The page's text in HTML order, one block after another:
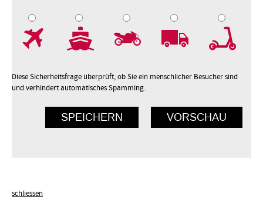
Diese Sicherheitsfrage überprüft, ob Sie ein menschlicher Besucher sind
und verhindert automatisches Spamming.
schliessen